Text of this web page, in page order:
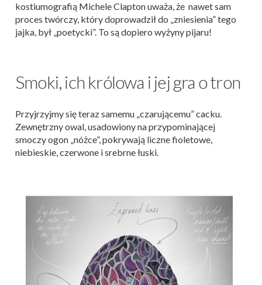
kostiumografią Michele Clapton uważa, że nawet sam
proces twórczy, który doprowadził do „zniesienia” tego
jajka, był „poetycki”. To są dopiero wyżyny pijaru!
Smoki, ich królowa i jej gra o tron
Przyjrzyjmy się teraz samemu „czarującemu” cacku.
Zewnętrzny owal, usadowiony na przypominającej
smoczy ogon „nóżce”, pokrywają liczne fioletowe,
niebieskie, czerwone i srebrne łuski.